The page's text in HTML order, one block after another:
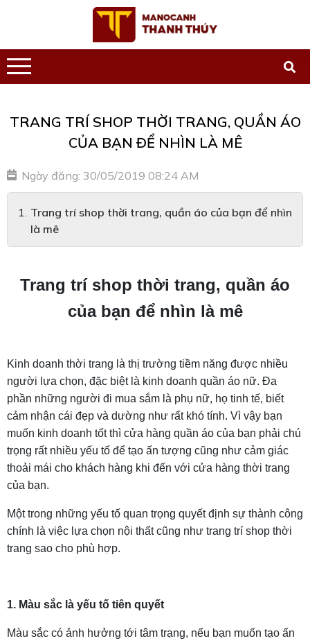
TRANG TRÍ SHOP THỜI TRANG, QUẦN ÁO
CỦA BẠN ĐỂ NHÌN LÀ MÊ
Ngày đăng: 30/05/2019 08:24 AM
Trang trí shop thời trang, quần áo của bạn để nhìn
là mê
Trang trí shop thời trang, quần áo
của bạn để nhìn là mê
Kinh doanh thời trang là thị trường tiềm năng được nhiều
người lựa chọn, đặc biệt là kinh doanh quần áo nữ. Đa
phần những người đi mua sắm là phụ nữ, họ tinh tế, biết
cảm nhận cái đẹp và dường như rất khó tính. Vì vậy bạn
muốn kinh doanh tốt thì cửa hàng quần áo của bạn phải chú
trọng rất nhiều yếu tố để tạo ấn tượng cũng như cảm giác
thoải mái cho khách hàng khi đến với cửa hàng thời trang
của bạn.
Một trong những yếu tố quan trọng quyết định sự thành công
chính là việc lựa chọn nội thất cũng như trang trí shop thời
trang sao cho phù hợp.
1. Màu sắc là yếu tố tiên quyết
Màu sắc có ảnh hưởng tới tâm trạng, nếu bạn muốn tạo ấn